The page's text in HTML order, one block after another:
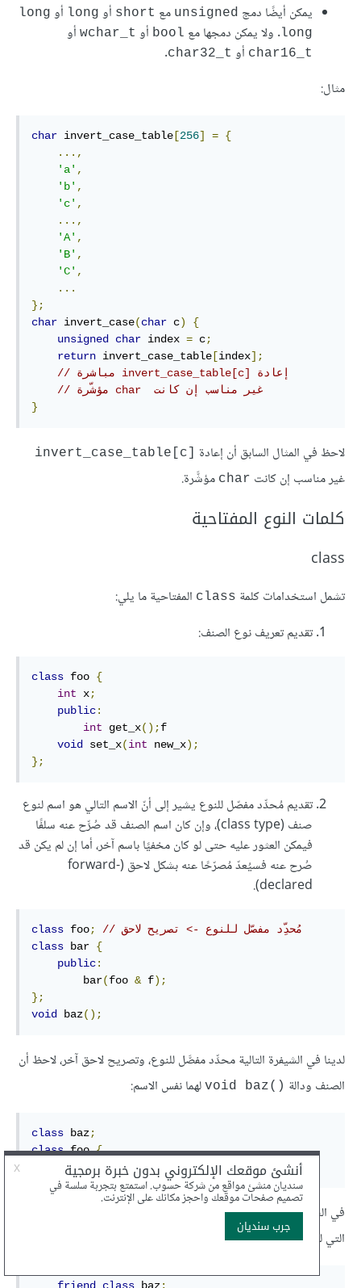
يمكن أيضًا دمج ‎unsigned‎ مع ‎short‎ أو ‎long‎ أو ‎long‎
‎long‎. ولا يمكن دمجها مع ‎bool‎ أو ‎wchar_t‎ أو
‎char16_t‎ أو ‎char32_t‎
.
مثال:
char invert_case_table [256] = {
...,
'a' ,
'b' ,
'c' ,
...,
'A' ,
'B' ,
'C' ,
...
};
char invert_case(char c)
{
unsigned
char index = c;
return invert_case_table [index];
// مباشرة invert_case_table[c] إعادة
}
لاحظ في المثال السابق أن إعادة
غير مناسب إن كانت char مؤشَّرة.
كلمات النوع المفتاحية
class
تشمل استخدامات كلمة class المفتاحية ما يلي:
تقديم تعريف نوع الصنف:
class foo {
int x;
public:
int get_x();f
void set_x(int new_x);
};
تقديم مُحدِّد مفصّل للنوع يشير إلى أنّ الاسم التالي هو اسم لنوع
صنف (class type)، وإن كان اسم الصنف قد صُرِّح عنه سلفًا
فيمكن العثور عليه حتى لو كان مخفيًا باسم آخر، أما إن لم يكن قد
صُرح عنه فسيُعدّ مُصرّحًا عنه بشكل لاحق (forward-
declared).
class foo;
// مُحدِّد مفصّل للنوع -> تصريح لاحق
class bar {
public:
        bar
(foo & f);
};
void baz();
لدينا في الشيفرة التالية محدِّد مفصَّل للنوع، وتصريح لاحق آخر، لاحظ أن
الصنف ودالة ()void baz لهما نفس الاسم:
class baz;
class foo {
    bar b
;
في الشيفرة التالية، مُحدِّد نوع مفصّل يشير إلى الصنف وليس إلى الدالة
التي لها نفس الاسم: